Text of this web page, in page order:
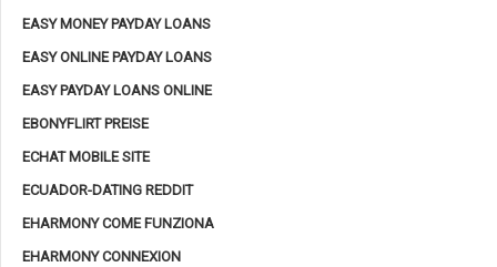
EASY MONEY PAYDAY LOANS
EASY ONLINE PAYDAY LOANS
EASY PAYDAY LOANS ONLINE
EBONYFLIRT PREISE
ECHAT MOBILE SITE
ECUADOR-DATING REDDIT
EHARMONY COME FUNZIONA
EHARMONY CONNEXION